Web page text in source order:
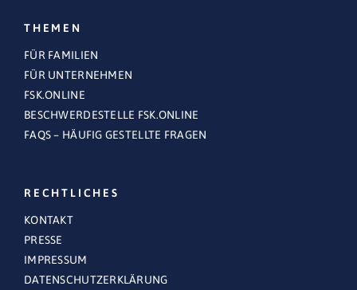
THEMEN
FÜR FAMILIEN
FÜR UNTERNEHMEN
FSK.ONLINE
BESCHWERDESTELLE FSK.ONLINE
FAQS – HÄUFIG GESTELLTE FRAGEN
RECHTLICHES
KONTAKT
PRESSE
IMPRESSUM
DATENSCHUTZERKLÄRUNG